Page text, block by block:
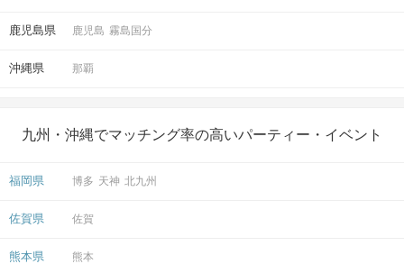
鹿児島県 鹿児島 霧島国分
沖縄県 那覇
九州・沖縄でマッチング率の高いパーティー・イベント
福岡県 博多 天神 北九州
佐賀県 佐賀
熊本県 熊本